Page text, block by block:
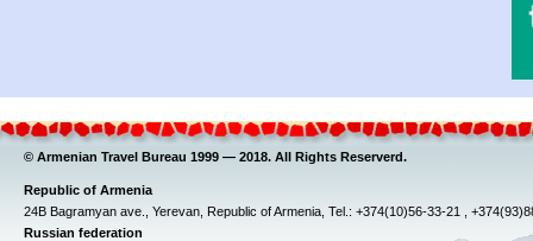
© Armenian Travel Bureau 1999 — 2018. All Rights Reserverd.
Republic of Armenia
24B Bagramyan ave., Yerevan, Republic of Armenia, Tel.: +374(10)56-33-21 ,
Russian federation